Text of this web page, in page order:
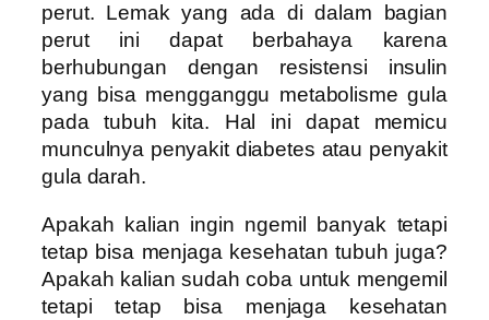
perut. Lemak yang ada di dalam bagian
perut ini dapat berbahaya karena
berhubungan dengan resistensi insulin
yang bisa mengganggu metabolisme gula
pada tubuh kita. Hal ini dapat memicu
munculnya penyakit diabetes atau penyakit
gula darah.
Apakah kalian ingin ngemil banyak tetapi
tetap bisa menjaga kesehatan tubuh juga?
Apakah kalian sudah coba untuk mengemil
tetapi tetap bisa menjaga kesehatan